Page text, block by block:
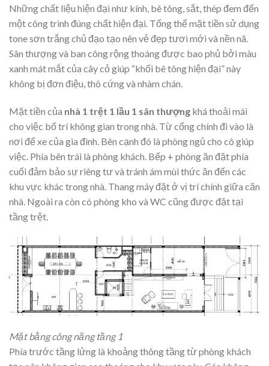
Những chất liệu hiện đại như kính, bê tông, sắt, thép đem đến
một công trình đúng chất hiện đại. Tổng thể mặt tiền sử dụng
tone sơn trắng chủ đạo tạo nên vẻ đẹp tươi mới và nền nã.
Sân thượng và ban công rộng thoáng được bao phủ bởi màu
xanh mát mắt của cây cỏ giúp “khối bê tông hiện đại” này
không bị đơn điệu, thô cứng và nhàm chán.
Mặt tiền của nhà 1 trệt 1 lầu 1 sân thượng khá thoải mái
cho việc bố trí không gian trong nhà. Từ cổng chính đi vào là
nơi để xe của gia đình. Bên cạnh đó là phòng ngủ cho cô giúp
việc. Phía bên trái là phòng khách. Bếp + phòng ăn đặt phía
cuối đảm bảo sự riêng tư và tránh ám mùi thức ăn đến các
khu vực khác trong nhà. Thang máy đặt ở vị trí chính giữa căn
nhà. Ngoài ra còn có phòng kho và WC cũng được đặt tại
tầng trệt.
Mặt bằng công năng tầng 1
Phía trước tầng lửng là khoảng thông tầng từ phòng khách